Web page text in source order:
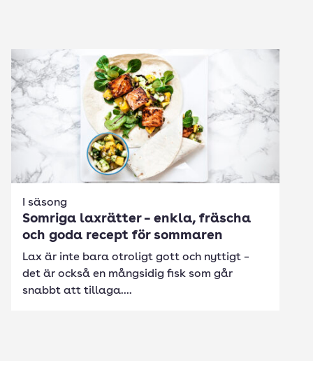
I säsong
Somriga laxrätter – enkla, fräscha
och goda recept för sommaren
Lax är inte bara otroligt gott och nyttigt –
det är också en mångsidig fisk som går
snabbt att tillaga....